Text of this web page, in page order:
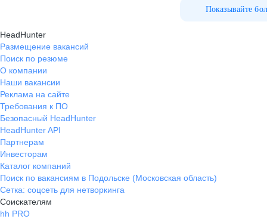
Показывайте
HeadHunter
Размещение вакансий
Поиск по резюме
О компании
Наши вакансии
Реклама на сайте
Требования к ПО
Безопасный HeadHunter
HeadHunter API
Партнерам
Инвесторам
Каталог компаний
Поиск по вакансиям в Подольске (Московская область)
Сетка: соцсеть для нетворкинга
Соискателям
hh PRO